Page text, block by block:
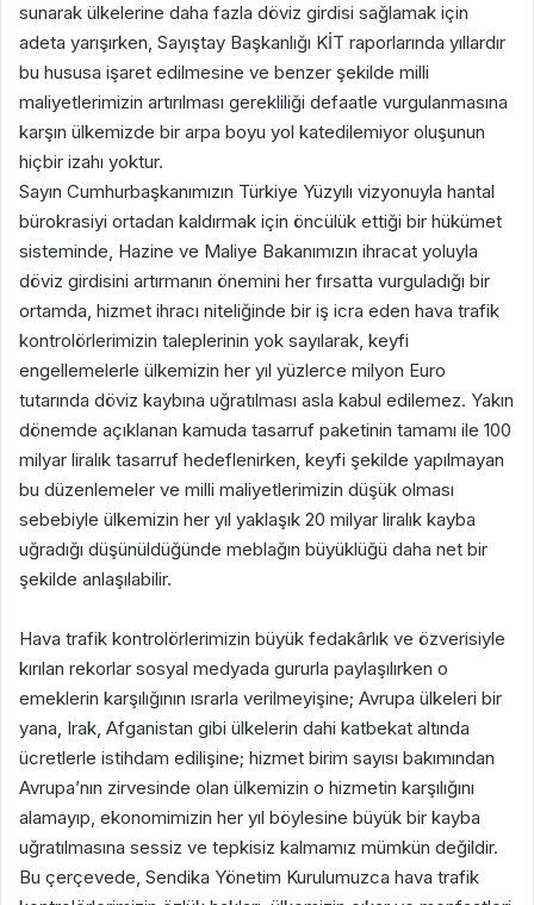
sunarak ülkelerine daha fazla döviz girdisi sağlamak için
adeta yarışırken, Sayıştay Başkanlığı KİT raporlarında yıllardır
bu hususa işaret edilmesine ve benzer şekilde milli
maliyetlerimizin artırılması gerekliliği defaatle vurgulanmasına
karşın ülkemizde bir arpa boyu yol katedilemiyor oluşunun
hiçbir izahı yoktur.
Sayın Cumhurbaşkanımızın Türkiye Yüzyılı vizyonuyla hantal
bürokrasiyi ortadan kaldırmak için öncülük ettiği bir hükümet
sisteminde, Hazine ve Maliye Bakanımızın ihracat yoluyla
döviz girdisini artırmanın önemini her fırsatta vurguladığı bir
ortamda, hizmet ihracı niteliğinde bir iş icra eden hava trafik
kontrolörlerimizin taleplerinin yok sayılarak, keyfi
engellemelerle ülkemizin her yıl yüzlerce milyon Euro
tutarında döviz kaybına uğratılması asla kabul edilemez. Yakın
dönemde açıklanan kamuda tasarruf paketinin tamamı ile 100
milyar liralık tasarruf hedeflenirken, keyfi şekilde yapılmayan
bu düzenlemeler ve milli maliyetlerimizin düşük olması
sebebiyle ülkemizin her yıl yaklaşık 20 milyar liralık kayba
uğradığı düşünüldüğünde meblağın büyüklüğü daha net bir
şekilde anlaşılabilir.
Hava trafik kontrolörlerimizin büyük fedakârlık ve özverisiyle
kırılan rekorlar sosyal medyada gururla paylaşılırken o
emeklerin karşılığının ısrarla verilmeyişine; Avrupa ülkeleri bir
yana, Irak, Afganistan gibi ülkelerin dahi katbekat altında
ücretlerle istihdam edilişine; hizmet birim sayısı bakımından
Avrupa’nın zirvesinde olan ülkemizin o hizmetin karşılığını
alamayıp, ekonomimizin her yıl böylesine büyük bir kayba
uğratılmasına sessiz ve tepkisiz kalmamız mümkün değildir.
Bu çerçevede, Sendika Yönetim Kurulumuzca hava trafik